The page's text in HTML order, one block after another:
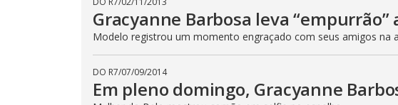
V
i
Gracyanne Barbosa leva
Modelo registrou um momento engraçado com seus amigos na
DO R7/07/09/2014
Em pleno domingo, Gracyanne